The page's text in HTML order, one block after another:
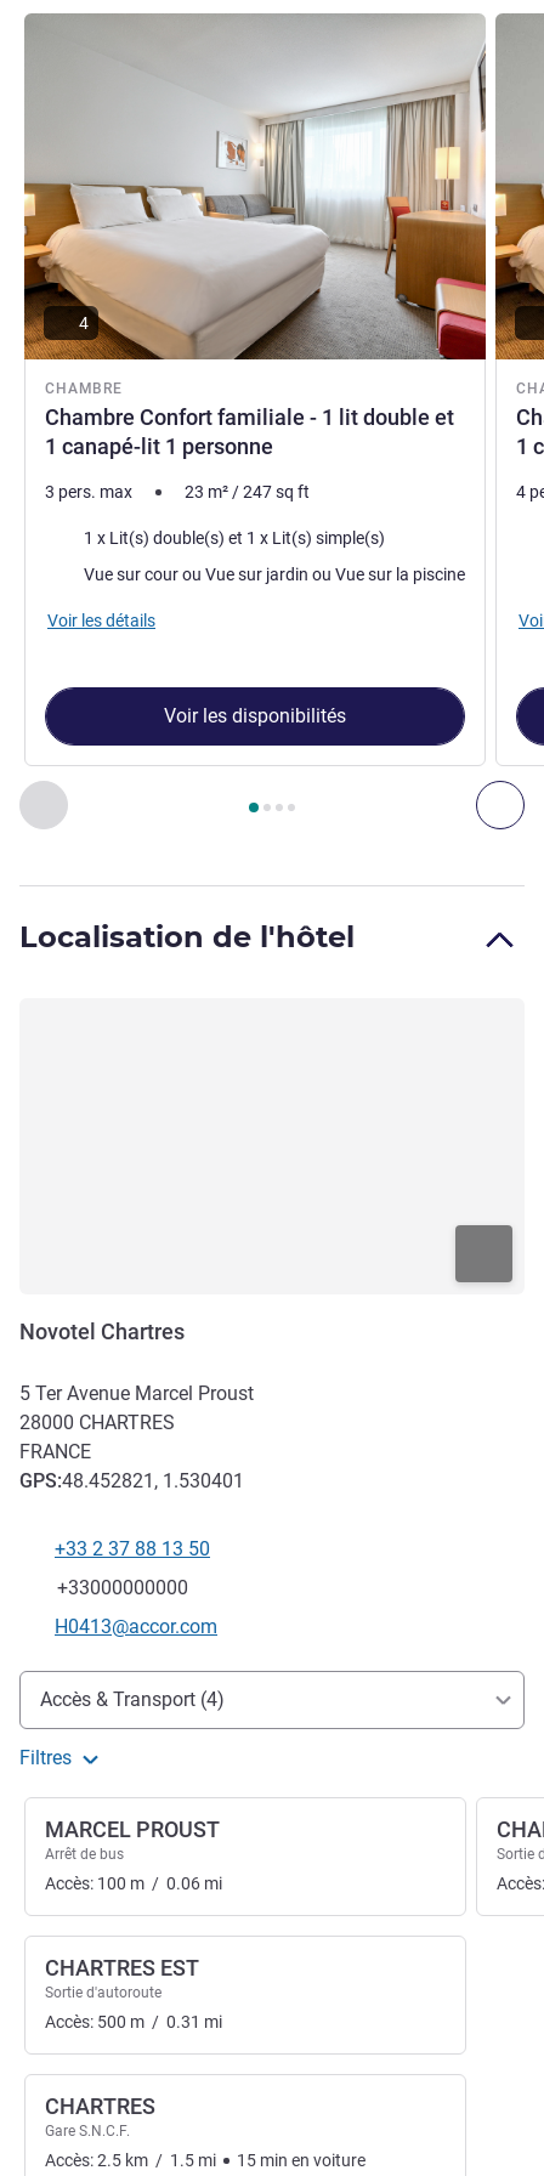
pour un repas gourmand ou un séjour famille au bord de la
GILLES MATTERN, Direction de l'hôtel
Précédent - Chambre
Page , Chambre 1 : Chambre Confort familiale - 1 lit
CHAMBRE
Chambre Confort familiale - 1 lit double et
1 canapé-lit 1 personne
Voir les détails
4
3 pers. max 23 m²/247sq ft
Literie
1 x Lit(s) double(s) et 1 x Lit(s) simple(s)
Vues :
Vue sur cour ou Vue sur jardin ou Vue sur la piscine
Voir les détails
Voir les disponibilités
1
Voir
4
Localisation de l'hôtel
Novotel Chartres
5 Ter Avenue Marcel Proust
28000 CHARTRES
FRANCE
GPS:48.452821, 1.530401
Téléphone
+33 2 37 88 13 50
Fax
+33000000000
Email de contact
H0413@accor.com
Accès et transports
Accès & Transport (4)
Filtres
MARCEL PROUST
Arrêt de bus
Accès: 100 m / 0.06 mi
CHARTRES EST
Sortie d'autoroute
Accès: 500 m / 0.31 mi
CHARTRES
Gare S.N.C.F.
Accès:2.5 km / 1.5 mi 15 min en voiture
Sortie